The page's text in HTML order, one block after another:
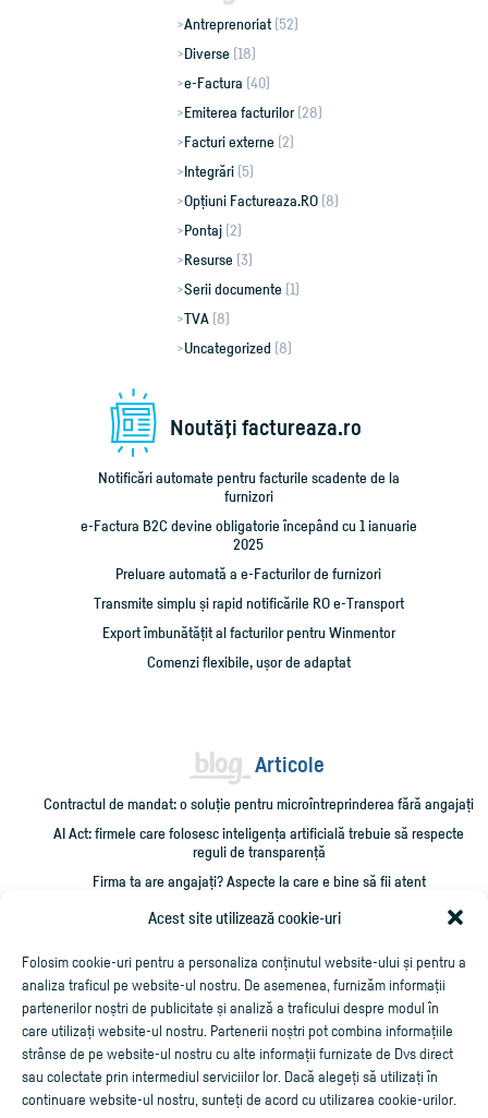
Acest site utilizează cookie-uri
Folosim cookie-uri pentru a personaliza conținutul website-ului și pentru a
analiza traficul pe website-ul nostru. De asemenea, furnizăm informații
partenerilor noștri de publicitate și analiză a traficului despre modul în
care utilizați website-ul nostru. Partenerii noștri pot combina informațiile
strânse de pe website-ul nostru cu alte informații furnizate de Dvs direct
sau colectate prin intermediul serviciilor lor. Dacă alegeți să utilizați în
continuare website-ul nostru, sunteți de acord cu utilizarea cookie-urilor.
Antreprenoriat (52)
Diverse (18)
e-Factura (40)
Emiterea facturilor(28)
Facturi externe (2)
Integrări (5)
Opțiuni Factureaza.RO (8)
Pontaj (2)
Resurse (3)
Serii documente (1)
TVA (8)
Uncategorized (8)
Noutăţi factureaza.ro
Notificări automate pentru facturile scadente de la
furnizori
e-Factura B2C devine obligatorie începând cu 1 ianuarie
2025
Preluare automată a e-Facturilor de furnizori
Transmite simplu și rapid notificările RO e-Transport
Export îmbunătățit al facturilor pentru Winmentor
Comenzi flexibile, ușor de adaptat
Articole
Contractul de mandat: o soluție pentru microîntreprinderea fără angajați
AI Act: firmele care folosesc inteligența artificială trebuie să respecte
reguli de transparență
Firma ta are angajați? Aspecte la care e bine să fii atent
Administrarea unei firme mici: 10 verificări care îți pot salva timp și bani